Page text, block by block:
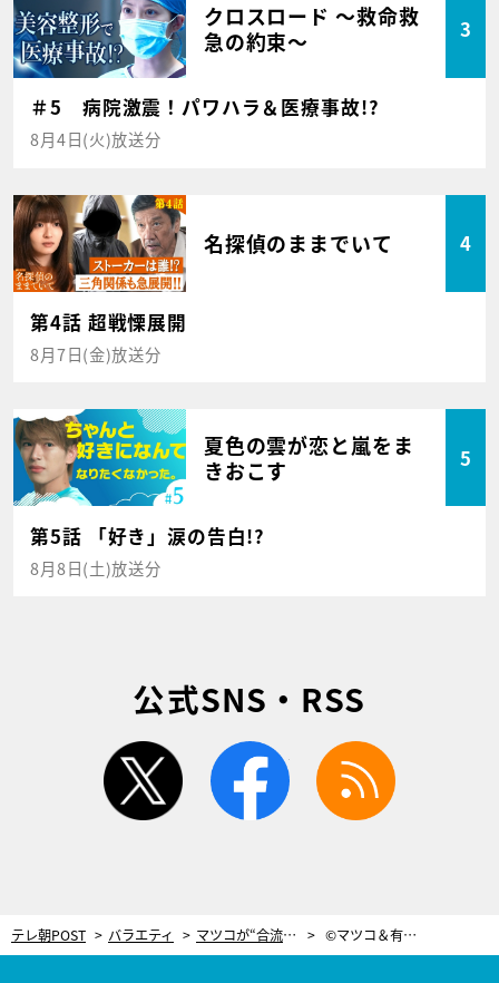
クロスロード ～救命救
急の約束～
3
＃5 病院激震！パワハラ＆医療事故!?
8月4日(火)放送分
名探偵のままでいて 4
第4話 超戦慄展開
8月7日(金)放送分
夏色の雲が恋と嵐をま
きおこす
5
第5話 「好き」涙の告白!?
8月8日(土)放送分
公式SNS・RSS
twitter facebook
テレ朝POST バラエティ マツコが“合流方法”を絶賛！『全力坂』を一緒に走りたいという欲望叶える！ ©マツコ＆有吉 かりそめ天国